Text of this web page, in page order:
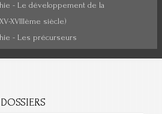
- Le développement de la
XVIIIème siècle)
- Les précurseurs
DOSSIERS